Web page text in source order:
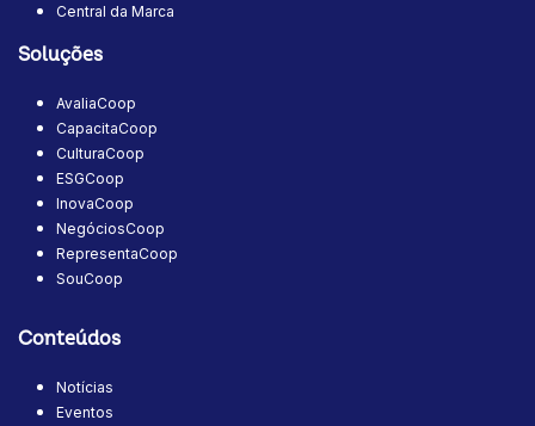
Central da Marca
Soluções
AvaliaCoop
CapacitaCoop
CulturaCoop
ESGCoop
InovaCoop
NegóciosCoop
RepresentaCoop
SouCoop
Conteúdos
Notícias
Eventos